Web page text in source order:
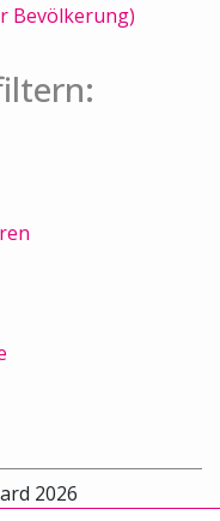
Bevölkerung)
2026